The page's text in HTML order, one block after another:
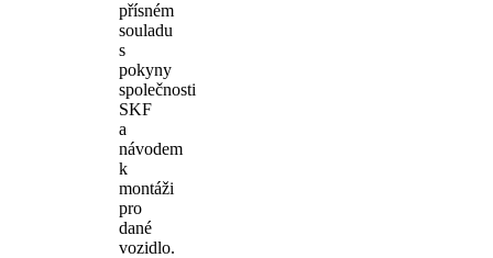
přísném
souladu
s
pokyny
společnosti
SKF
a
návodem
k
montáži
pro
dané
vozidlo.